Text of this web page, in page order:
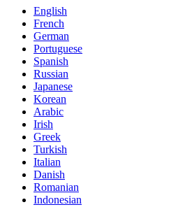
English
French
German
Portuguese
Spanish
Russian
Japanese
Korean
Arabic
Irish
Greek
Turkish
Italian
Danish
Romanian
Indonesian